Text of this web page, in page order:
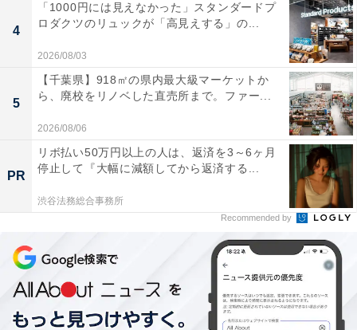
4
「1000円には見えなかった」スタンダードプ
ロダクツのリュックが「高見えする」の...
2026/08/03
5
【千葉県】918㎡の県内最大級マーケットか
ら、廃校をリノベした直売所まで。ファー...
2026/08/06
PR
リボ払い50万円以上の人は、返済を3～6ヶ月
停止して『大幅に減額してから返済する...
渋谷法務総合事務所
Recommended by